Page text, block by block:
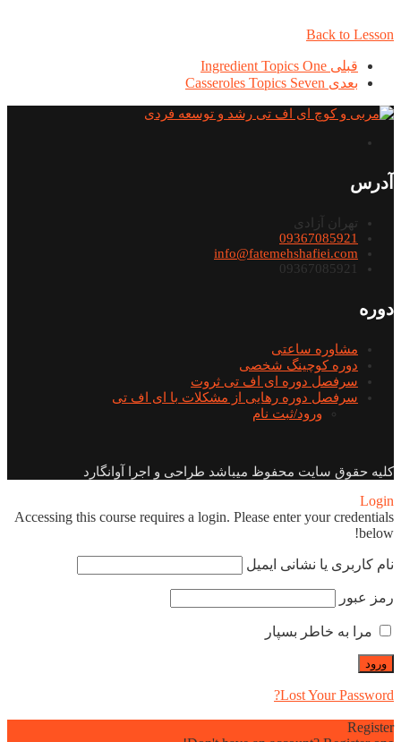
Back to Lesson
قبلی Ingredient Topics One
بعدی Casseroles Topics Seven
آدرس
تهران آزادی
09367085921
info@fatemehshafiei.com
09367085921
دوره
مشاوره ساعتی
دوره کوچینگ شخصی
سرفصل دوره ای اف تی ثروت
سرفصل دوره رهایی از مشکلات با ای اف تی
ورود/ثبت نام
کلیه حقوق سایت محفوظ میباشد طراحی و اجرا آوانگارد
Login
Accessing this course requires a login. Please enter your credentials
below!
نام کاربری یا نشانی ایمیل
رمز عبور
مرا به خاطر بسپار
Lost Your Password?
Register